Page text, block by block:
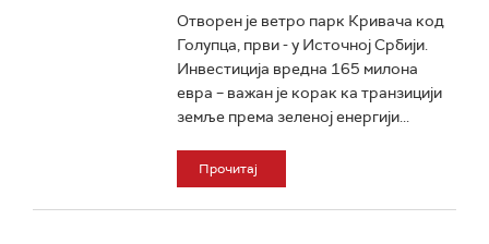
Отворен је ветро парк Кривача код
Голупца, први - у Источној Србији.
Инвестиција вредна 165 милона
евра – важан је корак ка транзицији
земље према зеленој енергији...
Прочитај